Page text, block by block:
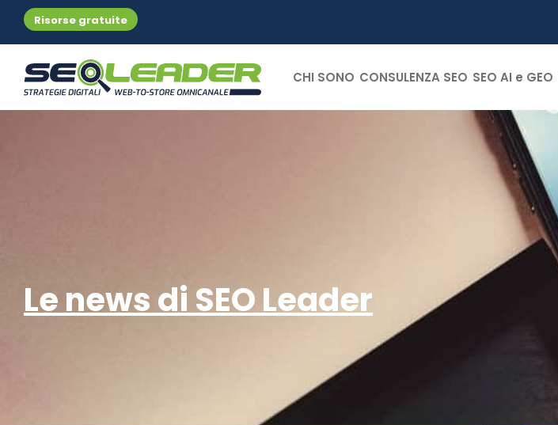
Risorse gratuite
CHI SONO CONSULENZA SEO SEO AI e GEO
Le news di SEO Leader